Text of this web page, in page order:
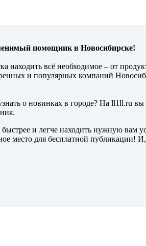
помощник в Новосибирске!
находить всё необходимое – от
и популярных компаний
о новинках в городе? На ll1ll.ru
и легче находить нужную вам
место для бесплатной публикации!